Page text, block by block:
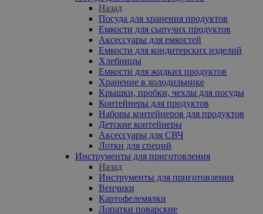
Назад
Посуда для хранения продуктов
Емкости для сыпучих продуктов
Аксессуары для емкостей
Емкости для кондитерских изделий
Хлебницы
Емкости для жидких продуктов
Хранение в холодильнике
Крышки, пробки, чехлы для посуды
Контейнеры для продуктов
Наборы контейнеров для продуктов
Детские контейнеры
Аксессуары для СВЧ
Лотки для специй
Инструменты для приготовления
Назад
Инструменты для приготовления
Венчики
Картофелемялки
Лопатки поварские